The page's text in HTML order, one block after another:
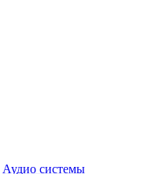
Аудио системы